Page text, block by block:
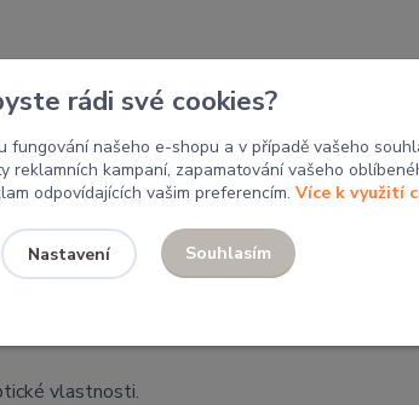
u bambusového pásu tu větší pro
vlastnosti.
rádi své cookies?
fungování našeho e-shopu a v případě vašeho
kampaní, zapamatování vašeho
odpovídajících vašim preferencím. Více k využití
Nastavení Souhlasím